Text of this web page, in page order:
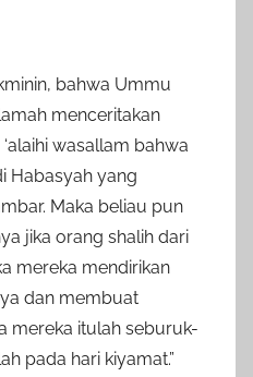
bahwa Ummu
menceritakan
wasallam bahwa
Habasyah yang
Maka beliau pun
jika orang shalih dari
mereka mendirikan
dan membuat
mereka itulah seburuk-
pada hari kiyamat.”